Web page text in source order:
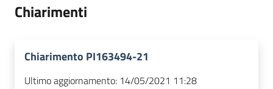
Chiarimenti
Chiarimento PI163494-21
Ultimo aggiornamento: 14/05/2021 11:28